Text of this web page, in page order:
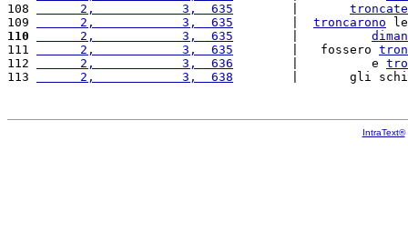
108
      2,            3,  635
troncate
109
      2,            3,  635
troncarono
110
      2,            3,  635
111
      2,            3,  635
        |   fossero
112
      2,            3,  636
        |          e
113
      2,            3,  638
|       gli
IntraText®